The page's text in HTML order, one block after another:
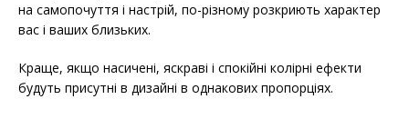
на самопочуття і настрій, по-різному розкриють характер
вас і ваших близьких.
Краще, якщо насичені, яскраві і спокійні колірні ефекти
будуть присутні в дизайні в однакових пропорціях.